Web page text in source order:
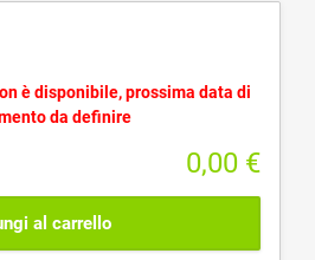
è disponibile, prossima data di
da definire
0,00 €
al carrello